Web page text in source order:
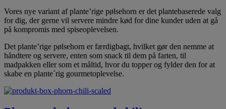
Vores nye variant af plante’rige pølsehorn er det plantebaserede valg
for dig, der gerne vil servere mindre kød for dine kunder uden at gå
på kompromis med spiseoplevelsen.
Det plante’rige pølsehorn er færdigbagt, hvilket gør den nemme at
håndtere og servere, enten som snack til dem på farten, til
madpakken eller som et måltid, hvor du topper og fylder den for at
skabe en plante´rig gourmetoplevelse.